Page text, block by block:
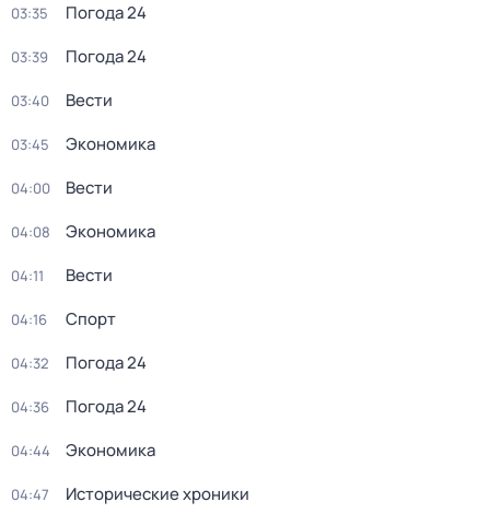
03:35 Погода 24
03:39 Погода 24
03:40 Вести
03:45 Экономика
04:00 Вести
04:08 Экономика
04:11 Вести
04:16 Спорт
04:32 Погода 24
04:36 Погода 24
04:44 Экономика
04:47 Исторические хроники